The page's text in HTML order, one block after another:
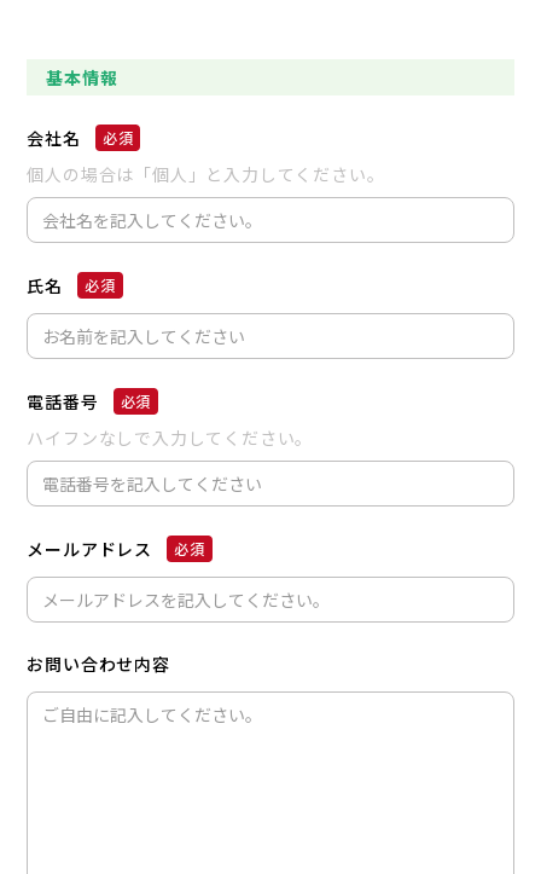
基本情報
会社名
個人の場合は「個人」と入力してください。
氏名
電話番号
ハイフンなしで入力してください。
メールアドレス
お問い合わせ内容